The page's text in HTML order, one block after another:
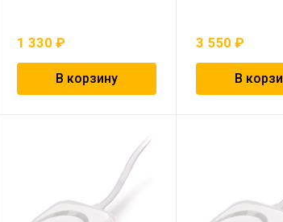
1 330 ₽
В корзину
3 550 ₽
В